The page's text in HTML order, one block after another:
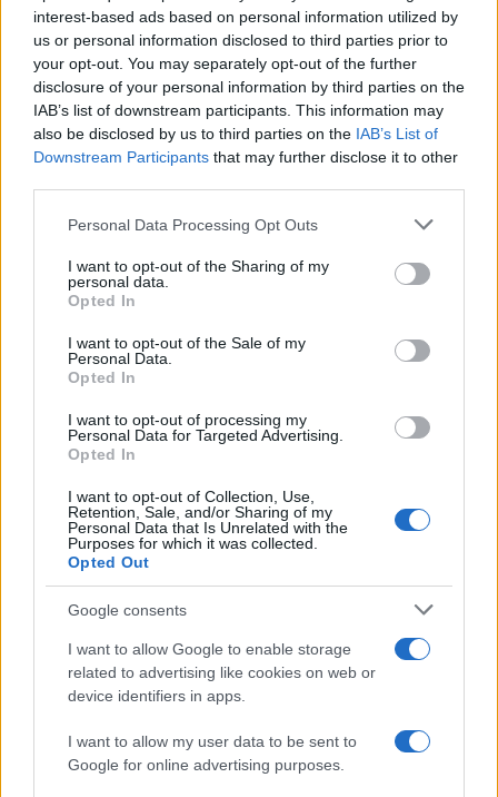
interest-based ads based on personal information utilized by
us or personal information disclosed to third parties prior to
your opt-out. You may separately opt-out of the further
disclosure of your personal information by third parties on the
IAB’s list of downstream participants. This information may
also be disclosed by us to third parties on the IAB’s List of
Downstream Participants that may further disclose it to other
Please note that this website/app uses one or more Google
not limited to your visit or usage behaviour. You may click to
grant or deny consent to Google and its third-party tags to
use your data for below specified purposes in below Google
consent section.
Personal Data Processing Opt Outs
I want to opt-out of the Sharing of my
personal data.
Opted In
I want to opt-out of the Sale of my
Personal Data.
Opted In
I want to opt-out of processing my
Personal Data for Targeted Advertising.
Opted In
I want to opt-out of Collection, Use,
Retention, Sale, and/or Sharing of my
Personal Data that Is Unrelated with the
Purposes for which it was collected.
Opted Out
Google consents
I want to allow Google to enable storage
related to advertising like cookies on web or
device identifiers in apps.
I want to allow my user data to be sent to
Google for online advertising purposes.
της Ζωής μας
Οι άνθρωποι, οι αυθεντικές ιστορίες,
το ελληνικό καλοκαίρι και ένας
πολιτισμός που μας ενώνει κάθε μέρα.